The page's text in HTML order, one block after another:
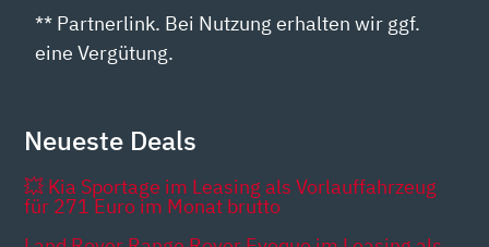
** Partnerlink. Bei Nutzung erhalten wir ggf.
eine Vergütung.
Neueste Deals
💥 Kia Sportage im Leasing als Vorlauffahrzeug
für 271 Euro im Monat brutto